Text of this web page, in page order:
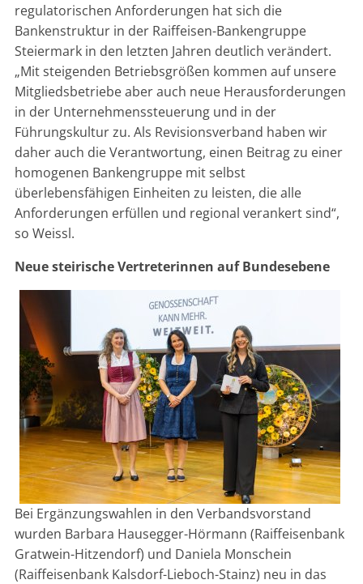
regulatorischen Anforderungen hat sich die
Bankenstruktur in der Raiffeisen-Bankengruppe
Steiermark in den letzten Jahren deutlich verändert.
„Mit steigenden Betriebsgrößen kommen auf unsere
Mitgliedsbetriebe aber auch neue Herausforderungen
in der Unternehmenssteuerung und in der
Führungskultur zu. Als Revisionsverband haben wir
daher auch die Verantwortung, einen Beitrag zu einer
homogenen Bankengruppe mit selbst
überlebensfähigen Einheiten zu leisten, die alle
Anforderungen erfüllen und regional verankert sind“,
so Weissl.
Neue steirische Vertreterinnen auf Bundesebene
Bei Ergänzungswahlen in den Verbandsvorstand
wurden Barbara Hausegger-Hörmann (Raiffeisenbank
Gratwein-Hitzendorf) und Daniela Monschein
(Raiffeisenbank Kalsdorf-Lieboch-Stainz) neu in das